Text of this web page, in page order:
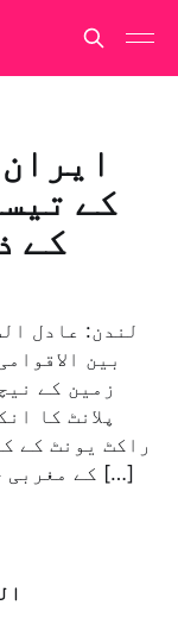
کے
کے
لندن: عادل
بین
زمین کے
پلانٹ کا
راکٹ یونٹ کے
کے مغربی جنوب میں واقع دزفول شہر میں کہا […]